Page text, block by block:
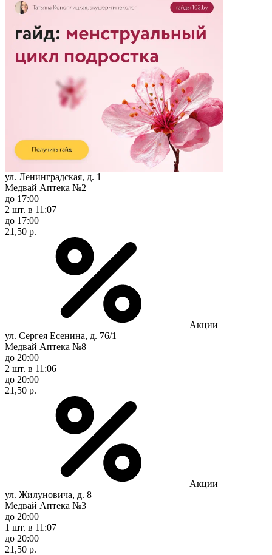
ул. Ленинградская, д. 1
Медвай Аптека №2
до 17:00
2 шт. в 11:07
до 17:00
21,50 р.
Акции
ул. Сергея Есенина, д. 76/1
Медвай Аптека №8
до 20:00
2 шт. в 11:06
до 20:00
21,50 р.
Акции
ул. Жилуновича, д. 8
Медвай Аптека №3
до 20:00
1 шт. в 11:07
до 20:00
21,50 р.